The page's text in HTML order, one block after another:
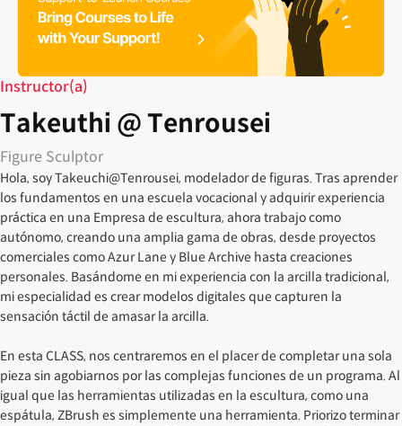
Instructor(a)
Takeuthi @ Tenrousei
Figure Sculptor
Hola, soy Takeuchi@Tenrousei, modelador de figuras. Tras aprender
los fundamentos en una escuela vocacional y adquirir experiencia
práctica en una Empresa de escultura, ahora trabajo como
autónomo, creando una amplia gama de obras, desde proyectos
comerciales como Azur Lane y Blue Archive hasta creaciones
personales. Basándome en mi experiencia con la arcilla tradicional,
mi especialidad es crear modelos digitales que capturen la
sensación táctil de amasar la arcilla.
En esta CLASS, nos centraremos en el placer de completar una sola
pieza sin agobiarnos por las complejas funciones de un programa. Al
igual que las herramientas utilizadas en la escultura, como una
espátula, ZBrush es simplemente una herramienta. Priorizo ​​terminar